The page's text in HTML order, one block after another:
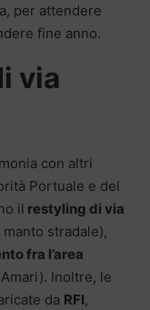
per attendere
fine anno.
via
con altri
Portuale e del
il restyling di via
stradale),
fra l’area
Inoltre, le
da RFI,